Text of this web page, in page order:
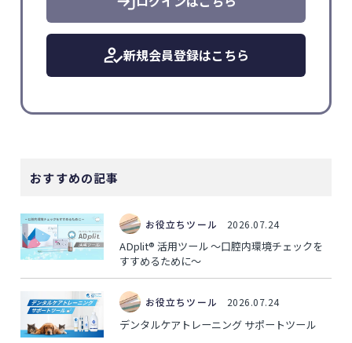
新規会員登録はこちら
おすすめの記事
お役立ちツール 2026.07.24
ADplit® 活用ツール ～口腔内環境チェックを
すすめるために～
お役立ちツール 2026.07.24
デンタルケアトレーニング サポートツール